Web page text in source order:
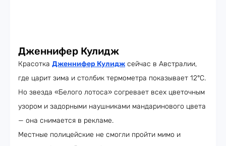
Дженнифер Кулидж
Красотка Дженнифер Кулидж сейчас в Австралии,
где царит зима и столбик термометра показывает 12°C.
Но звезда «Белого лотоса» согревает всех цветочным
узором и задорными наушниками мандаринового цвета
— она снимается в рекламе.
Местные полицейские не смогли пройти мимо и